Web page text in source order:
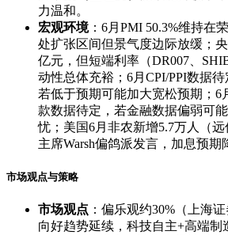
力温和。
宏观环境：6月PMI 50.3%维持在
处扩张区间但景气度边际放缓；
亿元，但短端利率（DR007、
动性总体充裕；6月CPI/PPI数据待
若低于预期可能加大宽松预期；6
款数据待定，若金融数据偏弱可
忧；美国6月非农新增5.7万人（
主席Warsh偏鸽派发言，加息预期
市场观点与策略
市场观点 ：偏乐观约30%（上海
向好趋势延续，科技自主+高端制